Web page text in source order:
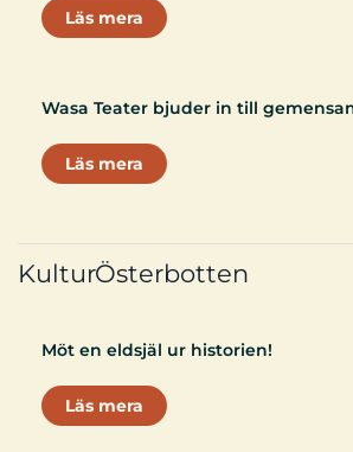
Läs mera
Wasa Teater bjuder in till
Läs mera
KulturÖsterbotten
Möt en eldsjäl ur historien!
Läs mera